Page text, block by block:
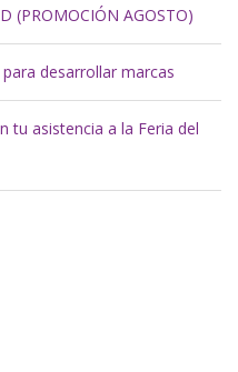
(PROMOCIÓN AGOSTO)
desarrollar marcas
tu asistencia a la Feria del